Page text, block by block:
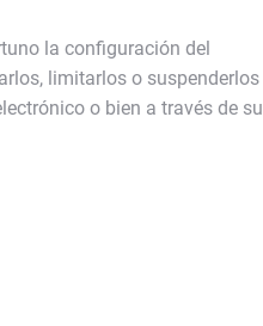
la configuración del
limitarlos o suspenderlos
o bien a través de su